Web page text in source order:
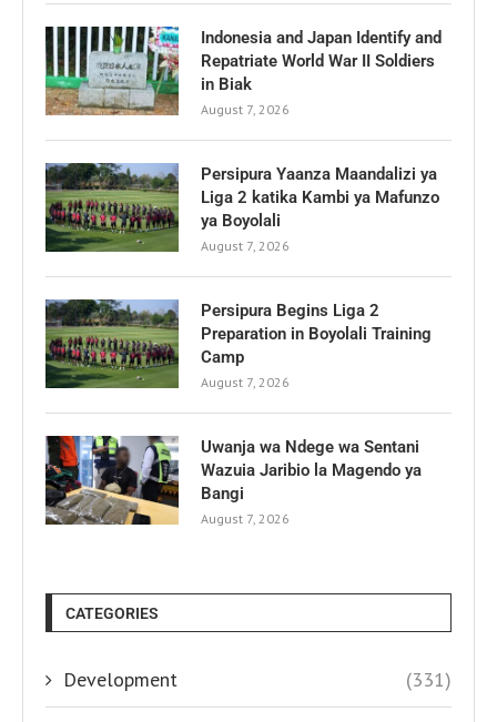
Indonesia and Japan Identify and
Repatriate World War II Soldiers
in Biak
August 7, 2026
Persipura Yaanza Maandalizi ya
Liga 2 katika Kambi ya Mafunzo
ya Boyolali
August 7, 2026
Persipura Begins Liga 2
Preparation in Boyolali Training
Camp
August 7, 2026
Uwanja wa Ndege wa Sentani
Wazuia Jaribio la Magendo ya
Bangi
August 7, 2026
CATEGORIES
Development (331)